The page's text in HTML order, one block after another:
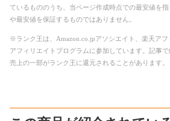
ているもののうち、当ページ作成時点での最安値を
や最安値を保証するものではありません。
※ランク王は、Amazon.co.jpアソシエイト、楽天ア
アフィリエイトプログラムに参加しています。記事で
売上の一部がランク王に還元されることがあります。